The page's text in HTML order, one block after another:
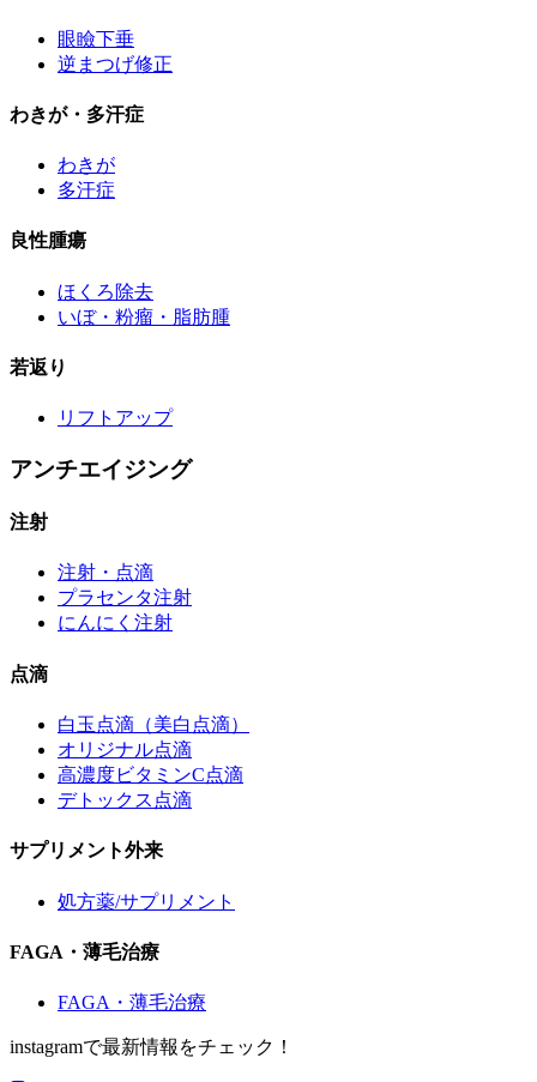
眼瞼下垂
逆まつげ修正
わきが・多汗症
わきが
多汗症
良性腫瘍
ほくろ除去
いぼ・粉瘤・脂肪腫
若返り
リフトアップ
アンチエイジング
注射
注射・点滴
プラセンタ注射
にんにく注射
点滴
白玉点滴（美白点滴）
オリジナル点滴
高濃度ビタミンC点滴
デトックス点滴
サプリメント外来
処方薬/サプリメント
FAGA・薄毛治療
FAGA・薄毛治療
instagramで最新情報をチェック！